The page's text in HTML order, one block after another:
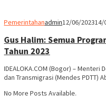
Pemerintahanadmin12/06/202314/
Gus Halim: Semua
Tahun 2023
IDEALOKA.COM (Bogor) – Menteri
dan Transmigrasi (Mendes PDTT)
No More Posts Available.